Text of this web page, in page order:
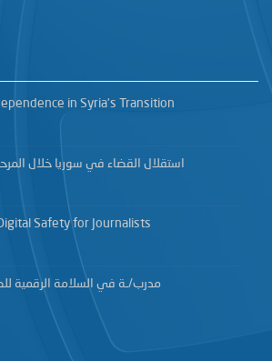
in Syria’s Transition
استقلال القضاء في سوريا خلال
Safety for Journalists
مدرب/ـة في السلامة الرقمية